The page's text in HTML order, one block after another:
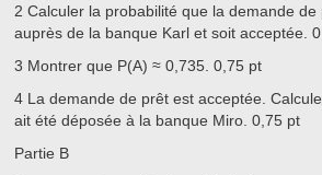
2 Calculer la probabilité que la demande de
auprès de la banque Karl et soit acceptée.
3 Montrer que P(A) ≈ 0,735 .0,75 pt
4 La demande de prêt est acceptée.
ait été déposée à la banque Miro.0,75 pt
Partie B